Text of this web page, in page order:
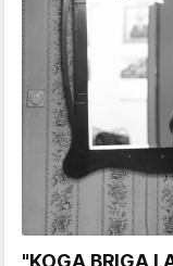
"KOGA BRIGA I